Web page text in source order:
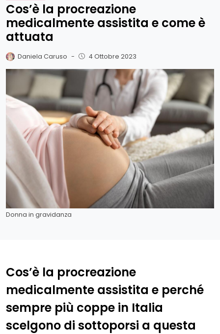
Cos’è la procreazione
medicalmente assistita e come è
attuata
Daniela Caruso - 4 Ottobre 2023
Donna in gravidanza
Cos’è la procreazione
medicalmente assistita e perché
sempre più coppe in Italia
scelgono di sottoporsi a questa